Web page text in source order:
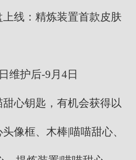
线：精炼装置首款皮肤
维护后-9月4日
心钥匙，有机会获得以
像框、木棒|喵喵甜心、